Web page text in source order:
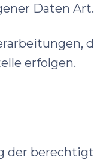
Daten Art.
erfolgen.
der